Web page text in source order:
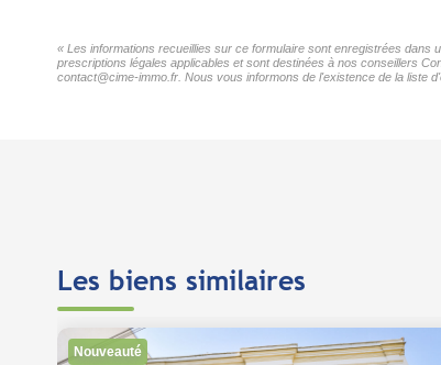
« Les informations recueillies sur ce formulaire sont enregistrées dans
prescriptions légales applicables et sont destinées à nos conseillers
contact@cime-immo.fr. Nous vous informons de l'existence de la liste
Les biens similaires
Nouveauté